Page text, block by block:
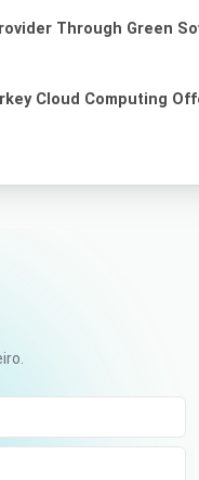
Through Green
Cloud Computing